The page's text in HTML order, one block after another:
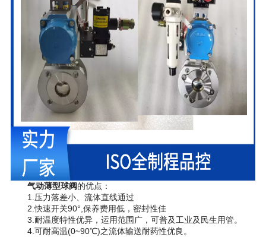
气动薄型球阀的优点：
1.压力落差小、流体直线通过
2.快速开关90°,保养费用低，密封性佳
3.耐温度特性优异，运用范围广，可普及工业及民生用管。
4.可耐高温(0~90℃)之流体输送耐药性优良。